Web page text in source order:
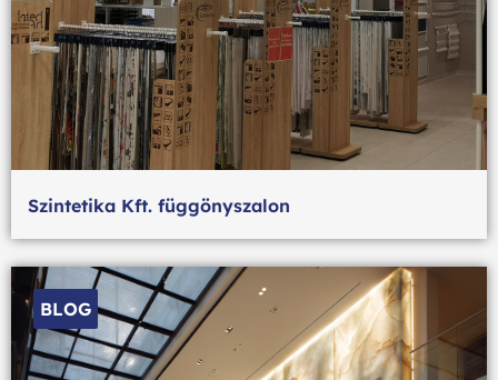
Szintetika Kft. függönyszalon
BLOG